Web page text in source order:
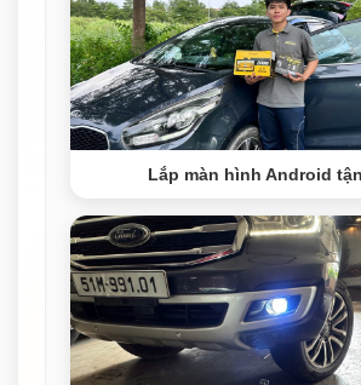
Lắp màn hình Android